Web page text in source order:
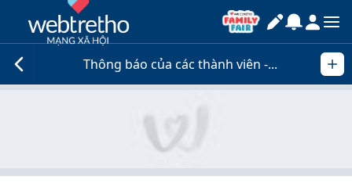
Thông báo của các thành viên -...